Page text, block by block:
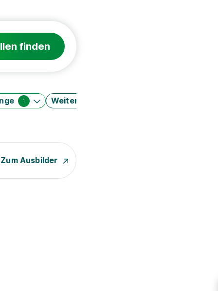
finden
1 Weitere Filter
Zum Ausbilder